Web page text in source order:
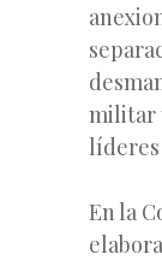
militar
líderes
En la